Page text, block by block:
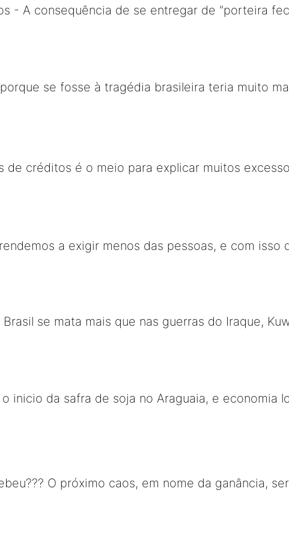
- A consequência de se entregar de "porteira
se fosse à tragédia brasileira teria muito
de créditos é o meio para explicar muitos
a exigir menos das pessoas, e com isso
se mata mais que nas guerras do Iraque,
inicio da safra de soja no Araguaia, e economia
O próximo caos, em nome da ganância,